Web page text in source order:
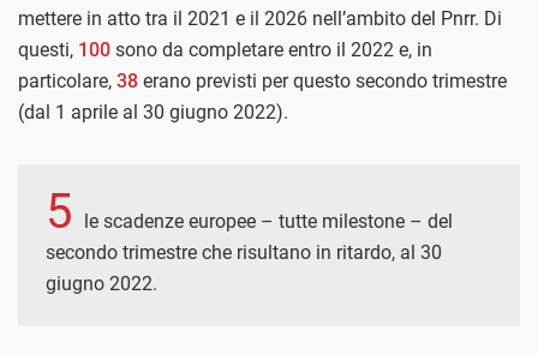
mettere in atto tra il 2021 e il 2026 nell’ambito del Pnrr. Di
questi, 100 sono da completare entro il 2022 e, in
particolare, 38 erano previsti per questo secondo trimestre
(dal 1 aprile al 30 giugno 2022).
5
le scadenze europee – tutte milestone – del
secondo trimestre che risultano in ritardo, al 30
giugno 2022.